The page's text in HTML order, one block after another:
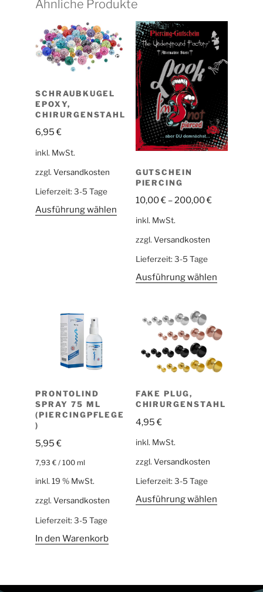
Ähnliche Produkte
SCHRAUBKUGEL
EPOXY,
CHIRURGENSTAHL
6,95€
inkl. MwSt.
zzgl. Versandkosten
Lieferzeit: 3-5 Tage
Ausführung wählen
GUTSCHEIN
PIERCING
10,00€–200,00€
inkl. MwSt.
zzgl. Versandkosten
Lieferzeit: 3-5 Tage
Ausführung wählen
PRONTOLIND
SPRAY 75 ML
(PIERCINGPFLEGE
)
5,95€
7,93 € / 100 ml
inkl. 19 % MwSt.
zzgl. Versandkosten
Lieferzeit: 3-5 Tage
In den Warenkorb
FAKE PLUG,
CHIRURGENSTAHL
4,95€
inkl. MwSt.
zzgl. Versandkosten
Lieferzeit: 3-5 Tage
Ausführung wählen